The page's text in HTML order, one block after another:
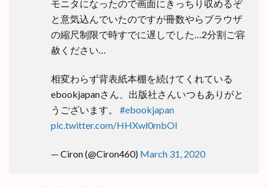
モニタになったので画面にきっちり収めるぞ
と意気込んでいたのですが冊数やらブラウザ
の縮尺制限で時すでに遅しでした…2分割ご容
赦ください…
相変わらず背表紙本棚を続けてくれている
ebookjapanさん、出版社さんいつもありがと
うございます。 #ebookjapan
pic.twitter.com/HHXwl0mbOI
— Ciron (@Ciron460) March 31, 2020